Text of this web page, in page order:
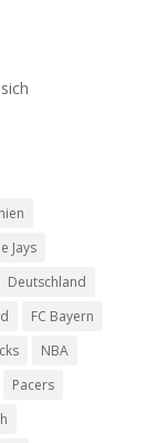
Jays
Deutschland
FC Bayern
NBA
Pacers